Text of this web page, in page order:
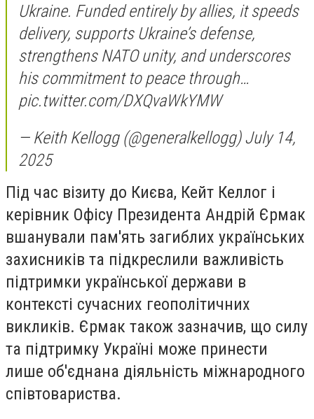
Ukraine. Funded entirely by allies, it speeds
delivery, supports Ukraine’s defense,
strengthens NATO unity, and underscores
his commitment to peace through…
pic.twitter.com/DXQvaWkYMW
— Keith Kellogg (@generalkellogg) July 14,
2025
Під час візиту до Києва, Кейт Келлог і
керівник Офісу Президента Андрій Єрмак
вшанували пам'ять загиблих українських
захисників та підкреслили важливість
підтримки української держави в
контексті сучасних геополітичних
викликів. Єрмак також зазначив, що силу
та підтримку Україні може принести
лише об'єднана діяльність міжнародного
співтовариства.